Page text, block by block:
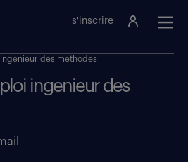
s'inscrire
ingenieur des methodes
ingenieur des